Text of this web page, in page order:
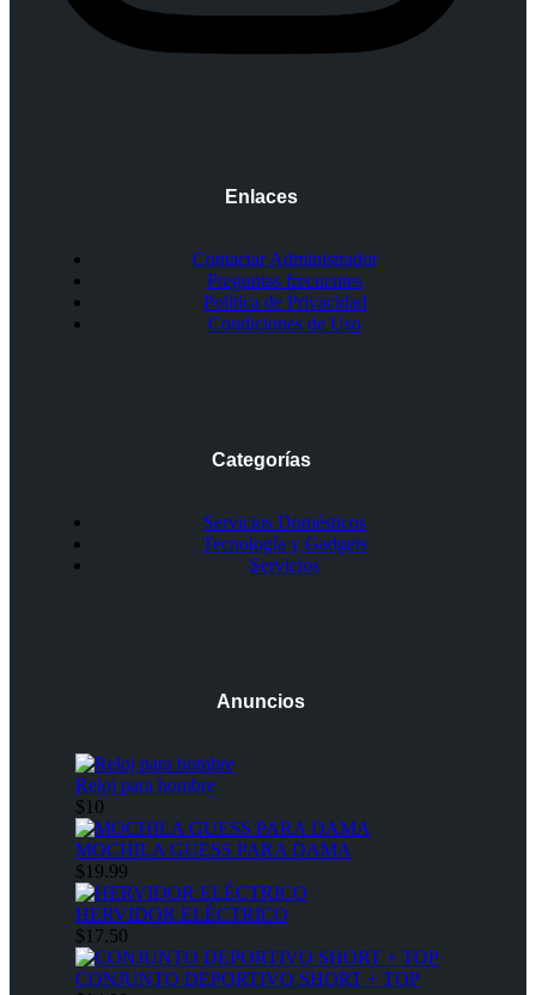
Enlaces
Contactar Administrador
Preguntas frecuentes
Política de Privacidad
Condiciones de Uso
Categorías
Servicios Domésticos
Tecnología y Gadgets
Servicios
Anuncios
Reloj para hombre
$10
MOCHILA GUESS PARA DAMA
$19.99
HERVIDOR ELÉCTRICO
$17.50
CONJUNTO DEPORTIVO SHORT + TOP